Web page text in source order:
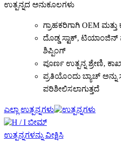
ಉತ್ಪನ್ನದ ಅನುಕೂಲಗಳು
ಗ್ರಾಹಕರಿಗಾಗಿ OEM
ದೊಡ್ಡ ಸ್ಟಾಕ್,
ಶಿಪ್ಪಿಂಗ್
ಪೂರ್ಣ ಉತ್ಪನ್ನ ಶ್ರೇಣಿ,
ಪ್ರತಿಯೊಂದು ಬ್ಯಾಚ್
ಪರಿಶೀಲಿಸಲಾಗುತ್ತದೆ
ಎಲ್ಲಾ ಉತ್ಪನ್ನಗಳು
ಉತ್ಪನ್ನಗಳನ್ನು ವೀಕ್ಷಿಸಿ